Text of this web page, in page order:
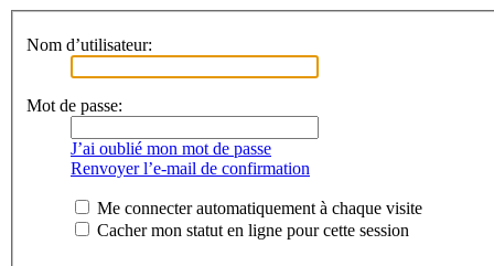
Nom d’utilisateur:
Mot de passe:
J’ai oublié mon mot de passe
Renvoyer l’e-mail de confirmation
Me connecter automatiquement à chaque visite
Cacher mon statut en ligne pour cette session